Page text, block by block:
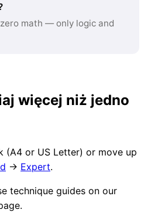
math — only logic and
więcej niż jedno
(A4 or US Letter) or move up
→ Expert.
technique guides on our